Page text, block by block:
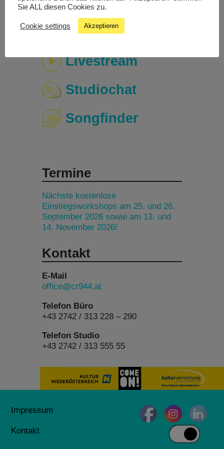
Livestream
Studiochat
Songfinder
Termine
Nächste kostenlose
Einstiegsworkshops am 25. und 26.
September 2026 sowie am 13. und
14. November 2026!
Kontakt
E-Mail
office@cr944.at
Telefon Büro
+43 2742 / 313 228 – 290
Telefon Studio
+43 2742 / 313 555 55
Impressum
Kontakt
Sie ALL diesen Cookies zu.
Cookie settings Akzeptieren